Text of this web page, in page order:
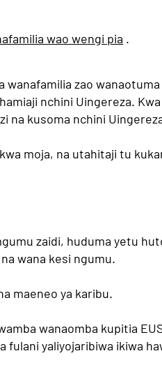
wao wengi pia .
wanafamilia zao
nchini Uingereza.
na kusoma nchini
moja, na utahitaji tu
zaidi, huduma yetu
wana kesi ngumu.
maeneo ya karibu.
wanaomba kupitia
fulani yaliyojaribiwa ikiwa